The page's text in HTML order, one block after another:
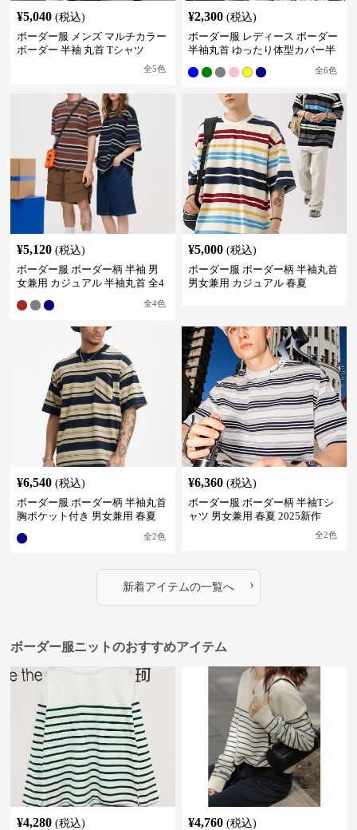
¥5,040 (税込)
ボーダー服 メンズ マルチカラー
ボーダー 半袖 丸首 Tシャツ
全5色
¥2,300 (税込)
ボーダー服 レディース ボーダー
半袖丸首 ゆったり体型カバー半
全6色
¥5,120 (税込)
ボーダー服 ボーダー柄 半袖 男
女兼用 カジュアル 半袖丸首 全4
全4色
¥5,000 (税込)
ボーダー服 ボーダー柄 半袖丸首
男女兼用 カジュアル 春夏
¥6,540 (税込)
ボーダー服 ボーダー柄 半袖丸首
胸ポケット付き 男女兼用 春夏
全2色
¥6,360 (税込)
ボーダー服 ボーダー柄 半袖Tシ
ャツ 男女兼用 春夏 2025新作
全2色
新着アイテムの一覧へ ›
ボーダー服ニットのおすすめアイテム
¥4,280 (税込)
¥4,760 (税込)